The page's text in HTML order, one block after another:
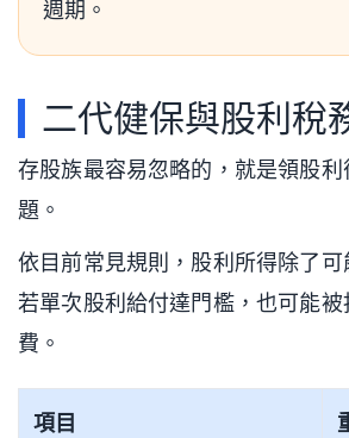
週期。
二代健保與股利稅
存股族最容易忽略的，就是領股利
題。
依目前常見規則，股利所得除了可
若單次股利給付達門檻，也可能
費。
項目